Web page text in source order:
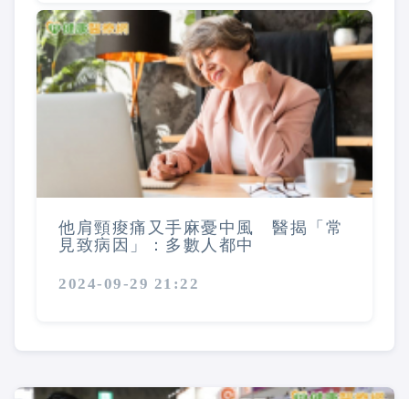
他肩頸痠痛又手麻憂中風 醫揭「常
見致病因」：多數人都中
2024-09-29 21:22